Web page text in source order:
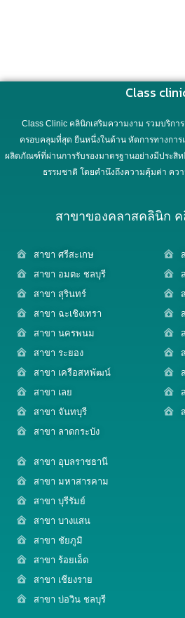
Class
Class Clinic คลินิกเสริมความงาม รวมบริก
ครอบคลุมที่สุด ยืนหนึ่งในด้าน หัตการทางกา
ผลิตภัณฑ์ที่ผ่านการรับรองมาตรฐานอย่างมีประสิ
ธรรมชาติ โดยคำนึงถึงความคุ้มค่า คว
สาขาของคลาสคลินิก
สาขา ศรีสะเกษ
สาขา อมตะ ชลบุรี
สาขา สุรินทร์
สาขา ฉะเชิงเทรา
สาขา นครพนม
สาขา ระยอง
สาขา เครือสหพัฒน์
สาขา เลย
สาขา จันทบุรี
สาขา ลาดกระบัง
สาขา อุบลราชธานี
สาขา มหาสารคาม
สาขา บุรีรัมย์
สาขา บางแสน
สาขา ชัยภูมิ
สาขา ร้อยเอ็ด
สาขา เชียงราย
สาขา บ่อวิน ชลบุรี